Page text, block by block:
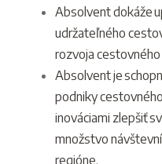
Absolvent dokáže
udržateľného
rozvoja cestovného
Absolvent je
podniky
inováciami zlepšiť
množstvo
regióne.